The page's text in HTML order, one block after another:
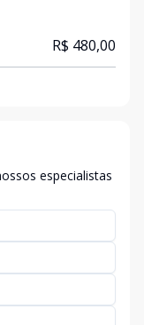
R$ 480,00
especialistas